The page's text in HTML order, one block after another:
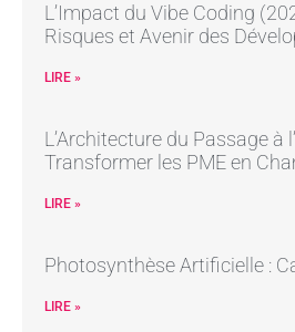
L’Impact du Vibe Coding
Risques et Avenir des
LIRE »
L’Architecture du Passage à
Transformer les PME en
LIRE »
Photosynthèse Artificielle :
LIRE »